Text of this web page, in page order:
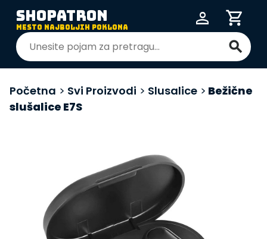
SHOPATRON
MESTO NAJBOLJIH POKLONA
search
person shopping_cart
Početna > Svi Proizvodi > Slusalice > Bežične
slušalice E7S